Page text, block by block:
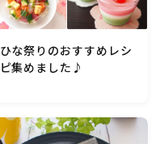
ひな祭りのおすすめレシ
ピ集めました♪